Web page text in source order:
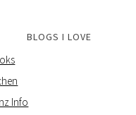
BLOGS I LOVE
Info